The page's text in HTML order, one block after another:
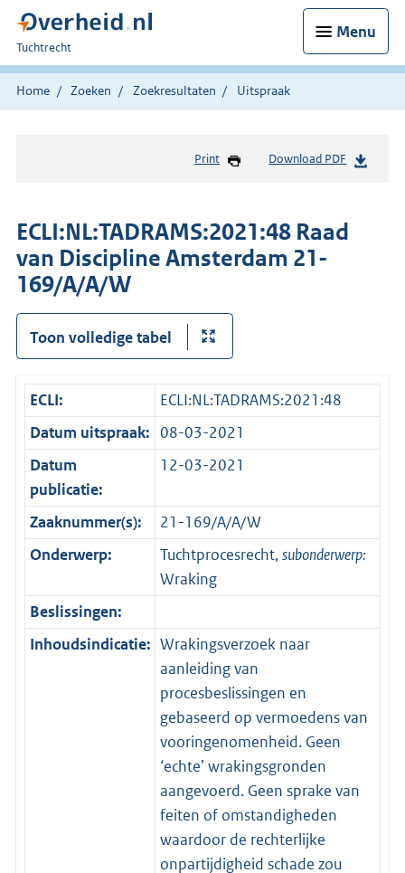
Menu
U
bent
hier:
Tuchtrecht
Home Zoeken Zoekresultaten Uitspraak
Print Download PDF
ECLI:NL:TADRAMS:2021:48 Raad
van Discipline Amsterdam 21-
169/A/A/W
Toon volledige tabel
ECLI:
ECLI:NL:TADRAMS:2021:48
Datum uitspraak: 08-03-2021
Datum
publicatie:
12-03-2021
Zaaknummer(s):
21-169/A/A/W
Onderwerp:
Tuchtprocesrecht,subonderwerp:
Wraking
Beslissingen:
Inhoudsindicatie: Wrakingsverzoek naar
aanleiding van
procesbeslissingen en
gebaseerd op vermoedens van
vooringenomenheid. Geen
‘echte’ wrakingsgronden
aangevoerd. Geen sprake van
feiten of omstandigheden
waardoor de rechterlijke
onpartijdigheid schade zou